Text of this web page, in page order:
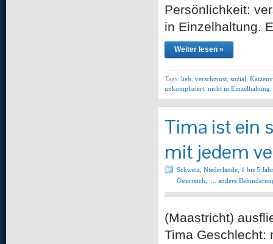
Persönlichkeit:
in Einzelhaltung.
Weiter lesen »
Tags: lieb verschmust sozial
unkompliziert nicht in Einzelhaltung
Tima ist ein
mit jedem
Schweiz Niederlande 1 bis 5
Österreich
.... andere
(Maastricht)
Tima Geschlecht: